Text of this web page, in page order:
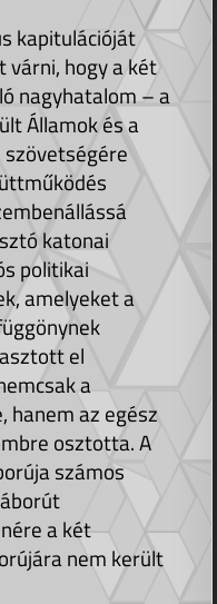
kapitulációját
várni, hogy a két
nagyhatalom – a
Államok és a
katonai
politikai
amelyeket a
el
a
hanem az egész
osztotta. A
számos
a két
nem került